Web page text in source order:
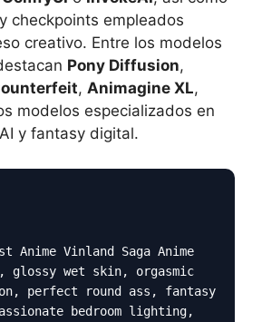
checkpoints empleados
creativo. Entre los modelos
Pony Diffusion,
, Animagine XL,
modelos especializados en
y fantasy digital.
Anime Vinland Saga Anime
glossy wet skin, orgasmic
perfect round ass, fantasy
bedroom lighting,